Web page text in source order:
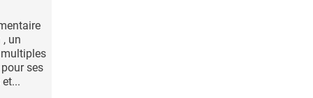
un
multiples
ses